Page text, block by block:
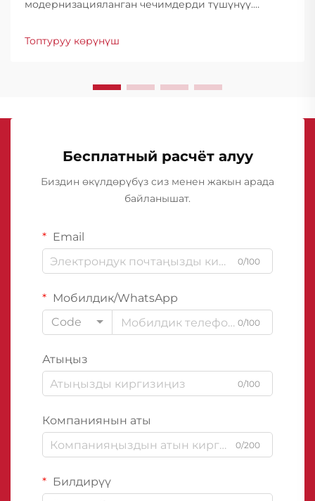
модернизацияланган чечимдерди түшүнүү.
анда подвалды гидроизоляциялоочу
Топтуруу көрүнүш
Бесплатный расчёт алуу
Биздин өкүлдөрүбүз сиз менен жакын арада
байланышат.
Email
0/100
Мобилдик/WhatsApp
Code
0/100
Атыңыз
0/100
Компаниянын аты
0/200
Билдирүү